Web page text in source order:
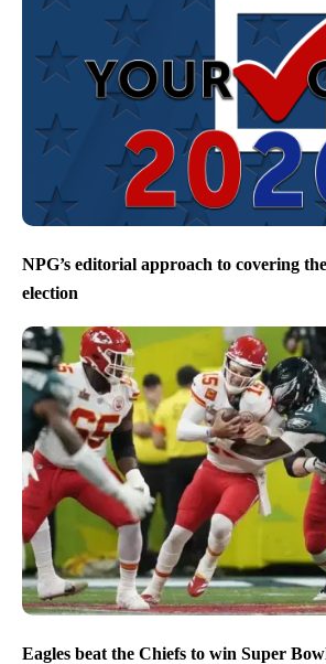
NPG’s editorial approach to covering
election
Eagles beat the Chiefs to win Super